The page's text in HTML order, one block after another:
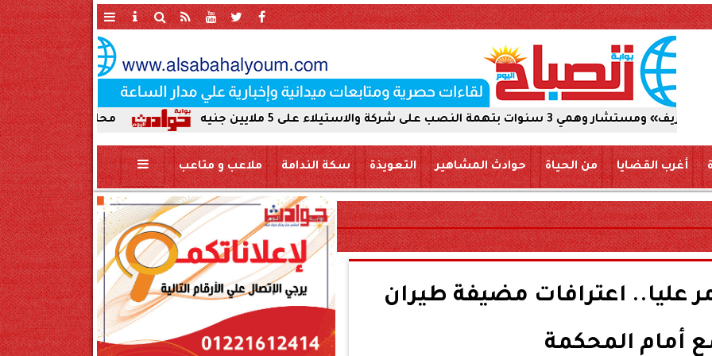
محافظ سوهاج يحيل واقعة ردم نهر شركة والاستيلاء على 5 ملايين جنيه
أغرب القضايا من الحياة حوادث المشاهير التعويذة سكة الندامة ملاعب و متاعب
عليا.. اعترافات مضيفة طيران
أمام المحكمة